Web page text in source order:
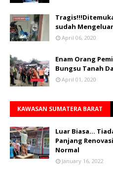
sudah
April 06, 2020
Enam Orang
Bungsu Tanah
April 01, 2020
KAWASAN SUMATERA BARAT
Luar Biasa...
Panjang
Normal
January 16, 2022